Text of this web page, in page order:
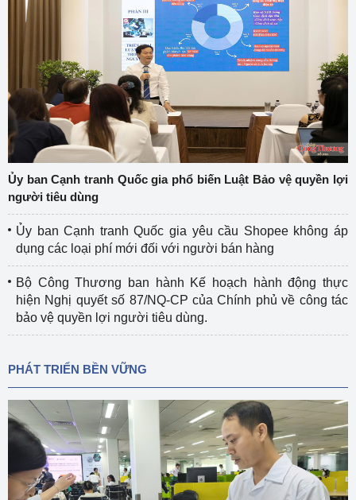
Ủy ban Cạnh tranh Quốc gia phổ biến Luật Bảo vệ quyền lợi
người tiêu dùng
Ủy ban Cạnh tranh Quốc gia yêu cầu Shopee không áp
dụng các loại phí mới đối với người bán hàng
Bộ Công Thương ban hành Kế hoạch hành động thực
hiện Nghị quyết số 87/NQ-CP của Chính phủ về công tác
bảo vệ quyền lợi người tiêu dùng.
PHÁT TRIỂN BỀN VỮNG